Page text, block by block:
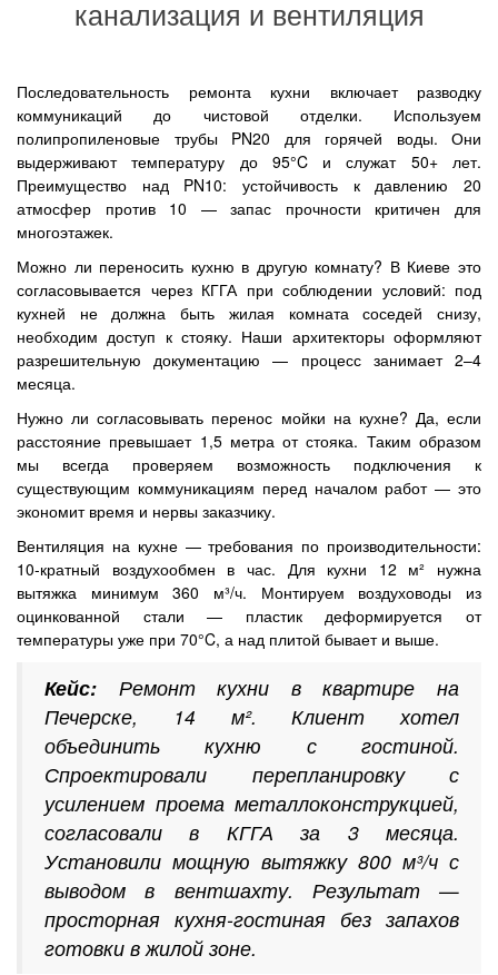
канализация и вентиляция
Последовательность ремонта кухни включает разводку
коммуникаций до чистовой отделки. Используем
полипропиленовые трубы PN20 для горячей воды. Они
выдерживают температуру до 95°C и служат 50+ лет.
Преимущество над PN10: устойчивость к давлению 20
атмосфер против 10 — запас прочности критичен для
многоэтажек.
Можно ли переносить кухню в другую комнату? В Киеве это
согласовывается через КГГА при соблюдении условий: под
кухней не должна быть жилая комната соседей снизу,
необходим доступ к стояку. Наши архитекторы оформляют
разрешительную документацию — процесс занимает 2–4
месяца.
Нужно ли согласовывать перенос мойки на кухне? Да, если
расстояние превышает 1,5 метра от стояка. Таким образом
мы всегда проверяем возможность подключения к
существующим коммуникациям перед началом работ — это
экономит время и нервы заказчику.
Вентиляция на кухне — требования по производительности:
10-кратный воздухообмен в час. Для кухни 12 м² нужна
вытяжка минимум 360 м³/ч. Монтируем воздуховоды из
оцинкованной стали — пластик деформируется от
температуры уже при 70°C, а над плитой бывает и выше.
Кейс: Ремонт кухни в квартире на
Печерске, 14 м². Клиент хотел
объединить кухню с гостиной.
Спроектировали перепланировку с
усилением проема металлоконструкцией,
согласовали в КГГА за 3 месяца.
Установили мощную вытяжку 800 м³/ч с
выводом в вентшахту. Результат —
просторная кухня-гостиная без запахов
готовки в жилой зоне.